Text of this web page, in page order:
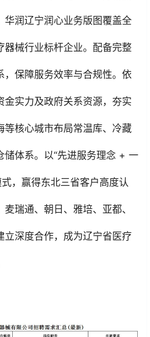
华润辽宁润心业务版图覆盖全
器械行业标杆企业。配备完整
，保障服务效率与合规性。依
实力及政府关系资源，夯实
等核心城市布局常温库、冷藏
储体系。以“先进服务理念 + 一
，赢得东北三省客户高度认
麦瑞通、朝日、雅培、亚都、
立深度合作，成为辽宁省医疗